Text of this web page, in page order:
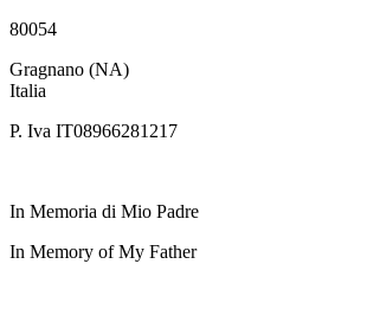
80054
Gragnano (NA)
Italia
P. Iva IT08966281217
In Memoria di Mio Padre
In Memory of My Father